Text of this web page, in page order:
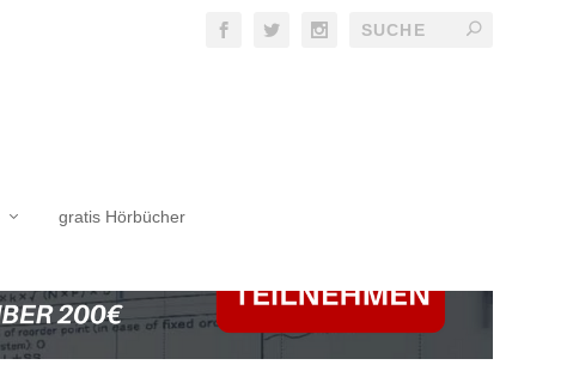
gratis Hörbücher